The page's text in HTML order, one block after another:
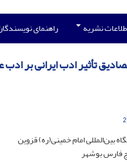
نشریه راهنمای
تأثیر ادب ایرانی بر
2
بین‌المللی امام خمینی(ره) قزوین
فارس بوشهر